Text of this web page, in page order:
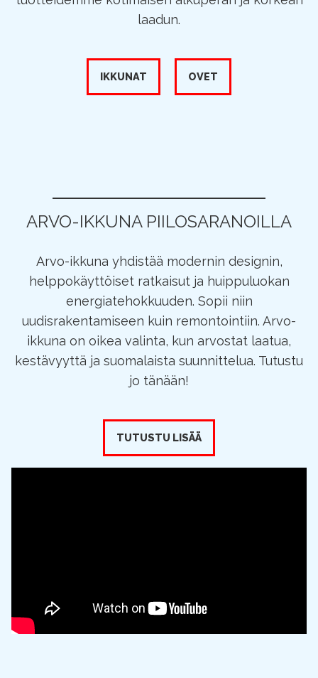
laadun.
IKKUNAT OVET
ARVO-IKKUNA PIILOSARANOILLA
Arvo-ikkuna yhdistää modernin designin,
helppokäyttöiset ratkaisut ja huippuluokan
energiatehokkuuden. Sopii niin
uudisrakentamiseen kuin remontointiin. Arvo-
ikkuna on oikea valinta, kun arvostat laatua,
kestävyyttä ja suomalaista suunnittelua. Tutustu
jo tänään!
TUTUSTU LISÄÄ